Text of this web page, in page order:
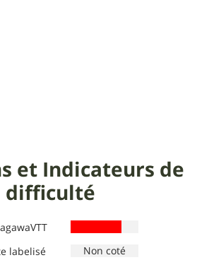
et Indicateurs de
difficulté
labelisé